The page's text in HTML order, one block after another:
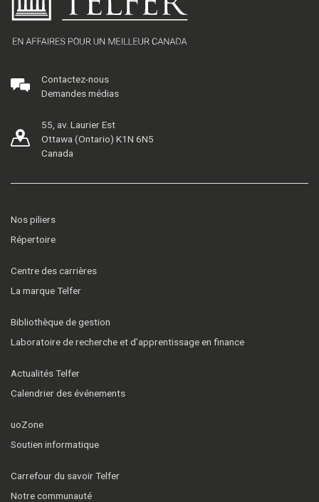
Contactez-nous
Demandes médias
55, av. Laurier Est
Ottawa (Ontario) K1N 6N5
Canada
Nos piliers
Répertoire
Centre des carrières
La marque Telfer
Bibliothèque de gestion
Laboratoire de recherche et d’apprentissage en finance
Actualités Telfer
Calendrier des événements
uoZone
Soutien informatique
Carrefour du savoir Telfer
Notre communauté